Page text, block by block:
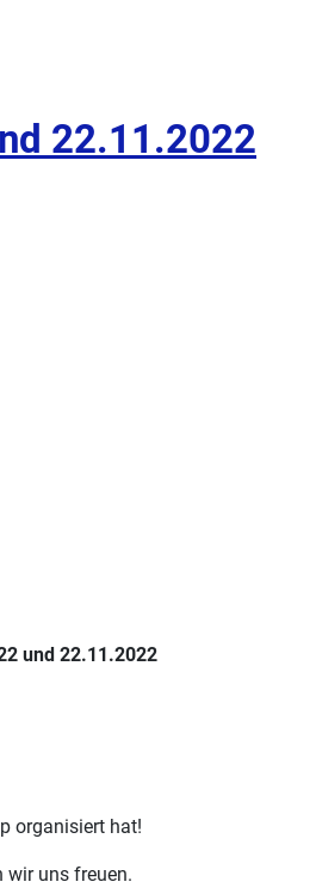
22.11.2022
und 22.11.2022
organisiert hat!
wir uns freuen.